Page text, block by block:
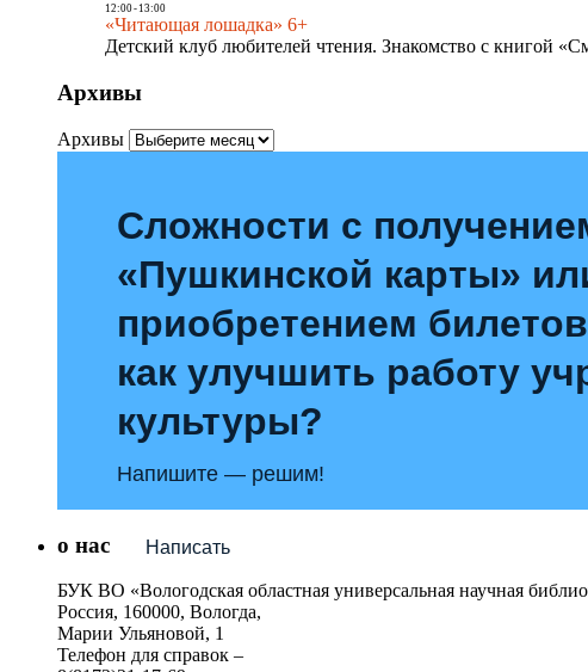
12:00- 13:00
«Читающая лошадка» 6+
Детский клуб любителей чтения. Знакомство с книгой
Архивы
Архивы
Сложности с
«Пушкинской карты»
приобретением
как улучшить работу
культуры?
Напишите — решим!
Написать
о нас
БУК ВО «Вологодская областная универсальная научная
Россия, 160000, Вологда,
Марии Ульяновой, 1
Телефон для справок –